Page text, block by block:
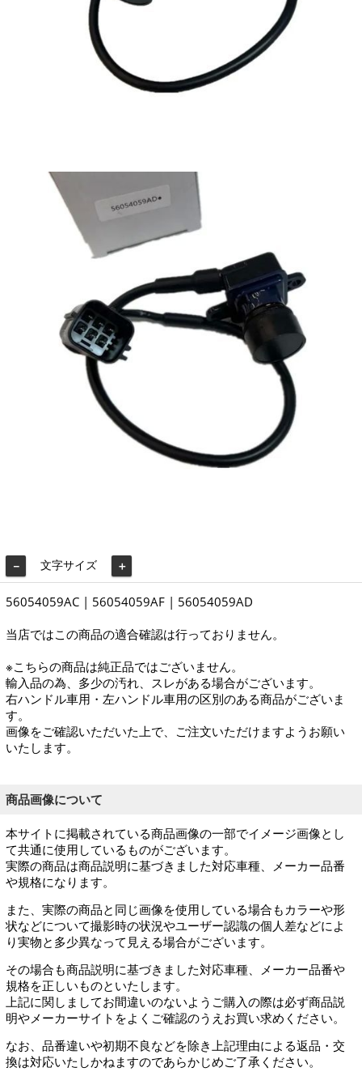
－ 文字サイズ ＋
56054059AC | 56054059AF | 56054059AD
当店ではこの商品の適合確認は行っておりません。
※こちらの商品は純正品ではございません。
輸入品の為、多少の汚れ、スレがある場合がございます。
右ハンドル車用・左ハンドル車用の区別のある商品がございま
す。
画像をご確認いただいた上で、ご注文いただけますようお願い
いたします。
商品画像について
本サイトに掲載されている商品画像の一部でイメージ画像とし
て共通に使用しているものがございます。
実際の商品は商品説明に基づきました対応車種、メーカー品番
や規格になります。
また、実際の商品と同じ画像を使用している場合もカラーや形
状などについて撮影時の状況やユーザー認識の個人差などによ
り実物と多少異なって見える場合がございます。
その場合も商品説明に基づきました対応車種、メーカー品番や
規格を正しいものといたします。
上記に関しましてお間違いのないようご購入の際は必ず商品説
明やメーカーサイトをよくご確認のうえお買い求めください。
なお、品番違いや初期不良などを除き上記理由による返品・交
換は対応いたしかねますのであらかじめご了承ください。